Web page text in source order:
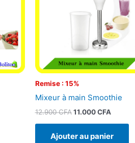
Remise : 15%
Mixeur à main Smoothie
12.900CFA 11.000CFA
Ajouter au panier